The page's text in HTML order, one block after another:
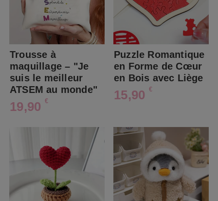
Trousse à
maquillage – "Je
suis le meilleur
ATSEM au monde"
19,90 €
Puzzle Romantique
en Forme de Cœur
en Bois avec Liège
15,90 €